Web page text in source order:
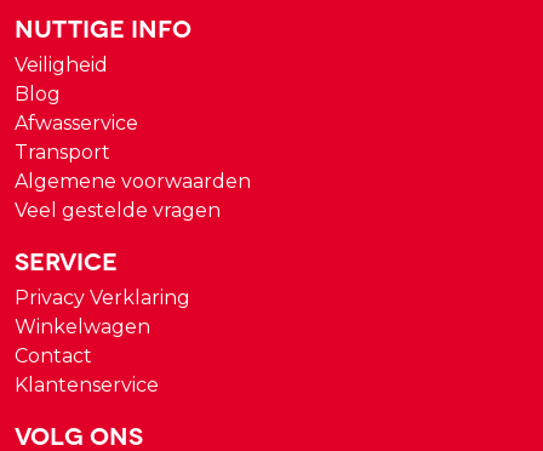
Nuttige Info
Veiligheid
Blog
Afwasservice
Transport
Algemene voorwaarden
Veel gestelde vragen
Service
Privacy Verklaring
Winkelwagen
Contact
Klantenservice
Volg ons